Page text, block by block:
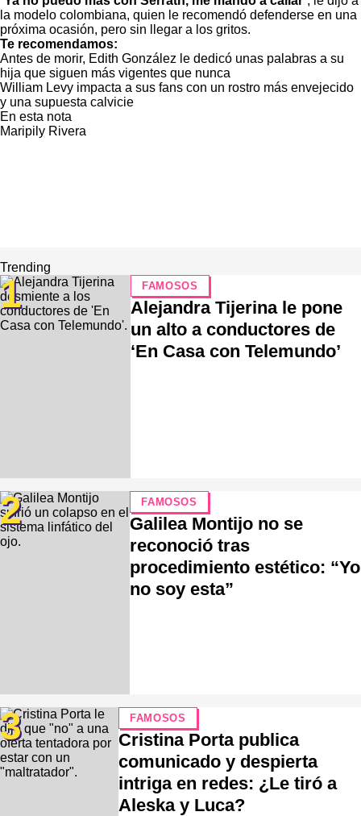
la modelo colombiana, quien le recomendó defenderse en una
próxima ocasión, pero sin llegar a los gritos.
Te recomendamos:
Antes de morir, Edith González le dedicó unas palabras a su
hija que siguen más vigentes que nunca
William Levy impacta a sus fans con un rostro más envejecido
y una supuesta calvicie
En esta nota
Maripily Rivera
Trending
1 FAMOSOS
Alejandra Tijerina le pone
un alto a conductores de
‘En Casa con Telemundo’
2 FAMOSOS
Galilea Montijo no se
reconoció tras
procedimiento estético: “Yo
no soy esta”
3 FAMOSOS
Cristina Porta publica
comunicado y despierta
intriga en redes: ¿Le tiró a
Aleska y Luca?